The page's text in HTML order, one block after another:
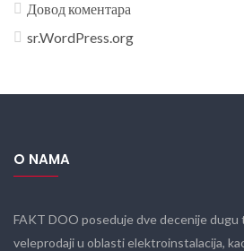
Довод коментара
sr.WordPress.org
O NAMA
FAKT DOO poseduje dve decenije dugu
veleprodaji u oblasti elektroinstalacija,